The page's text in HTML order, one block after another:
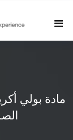
مادة بولي